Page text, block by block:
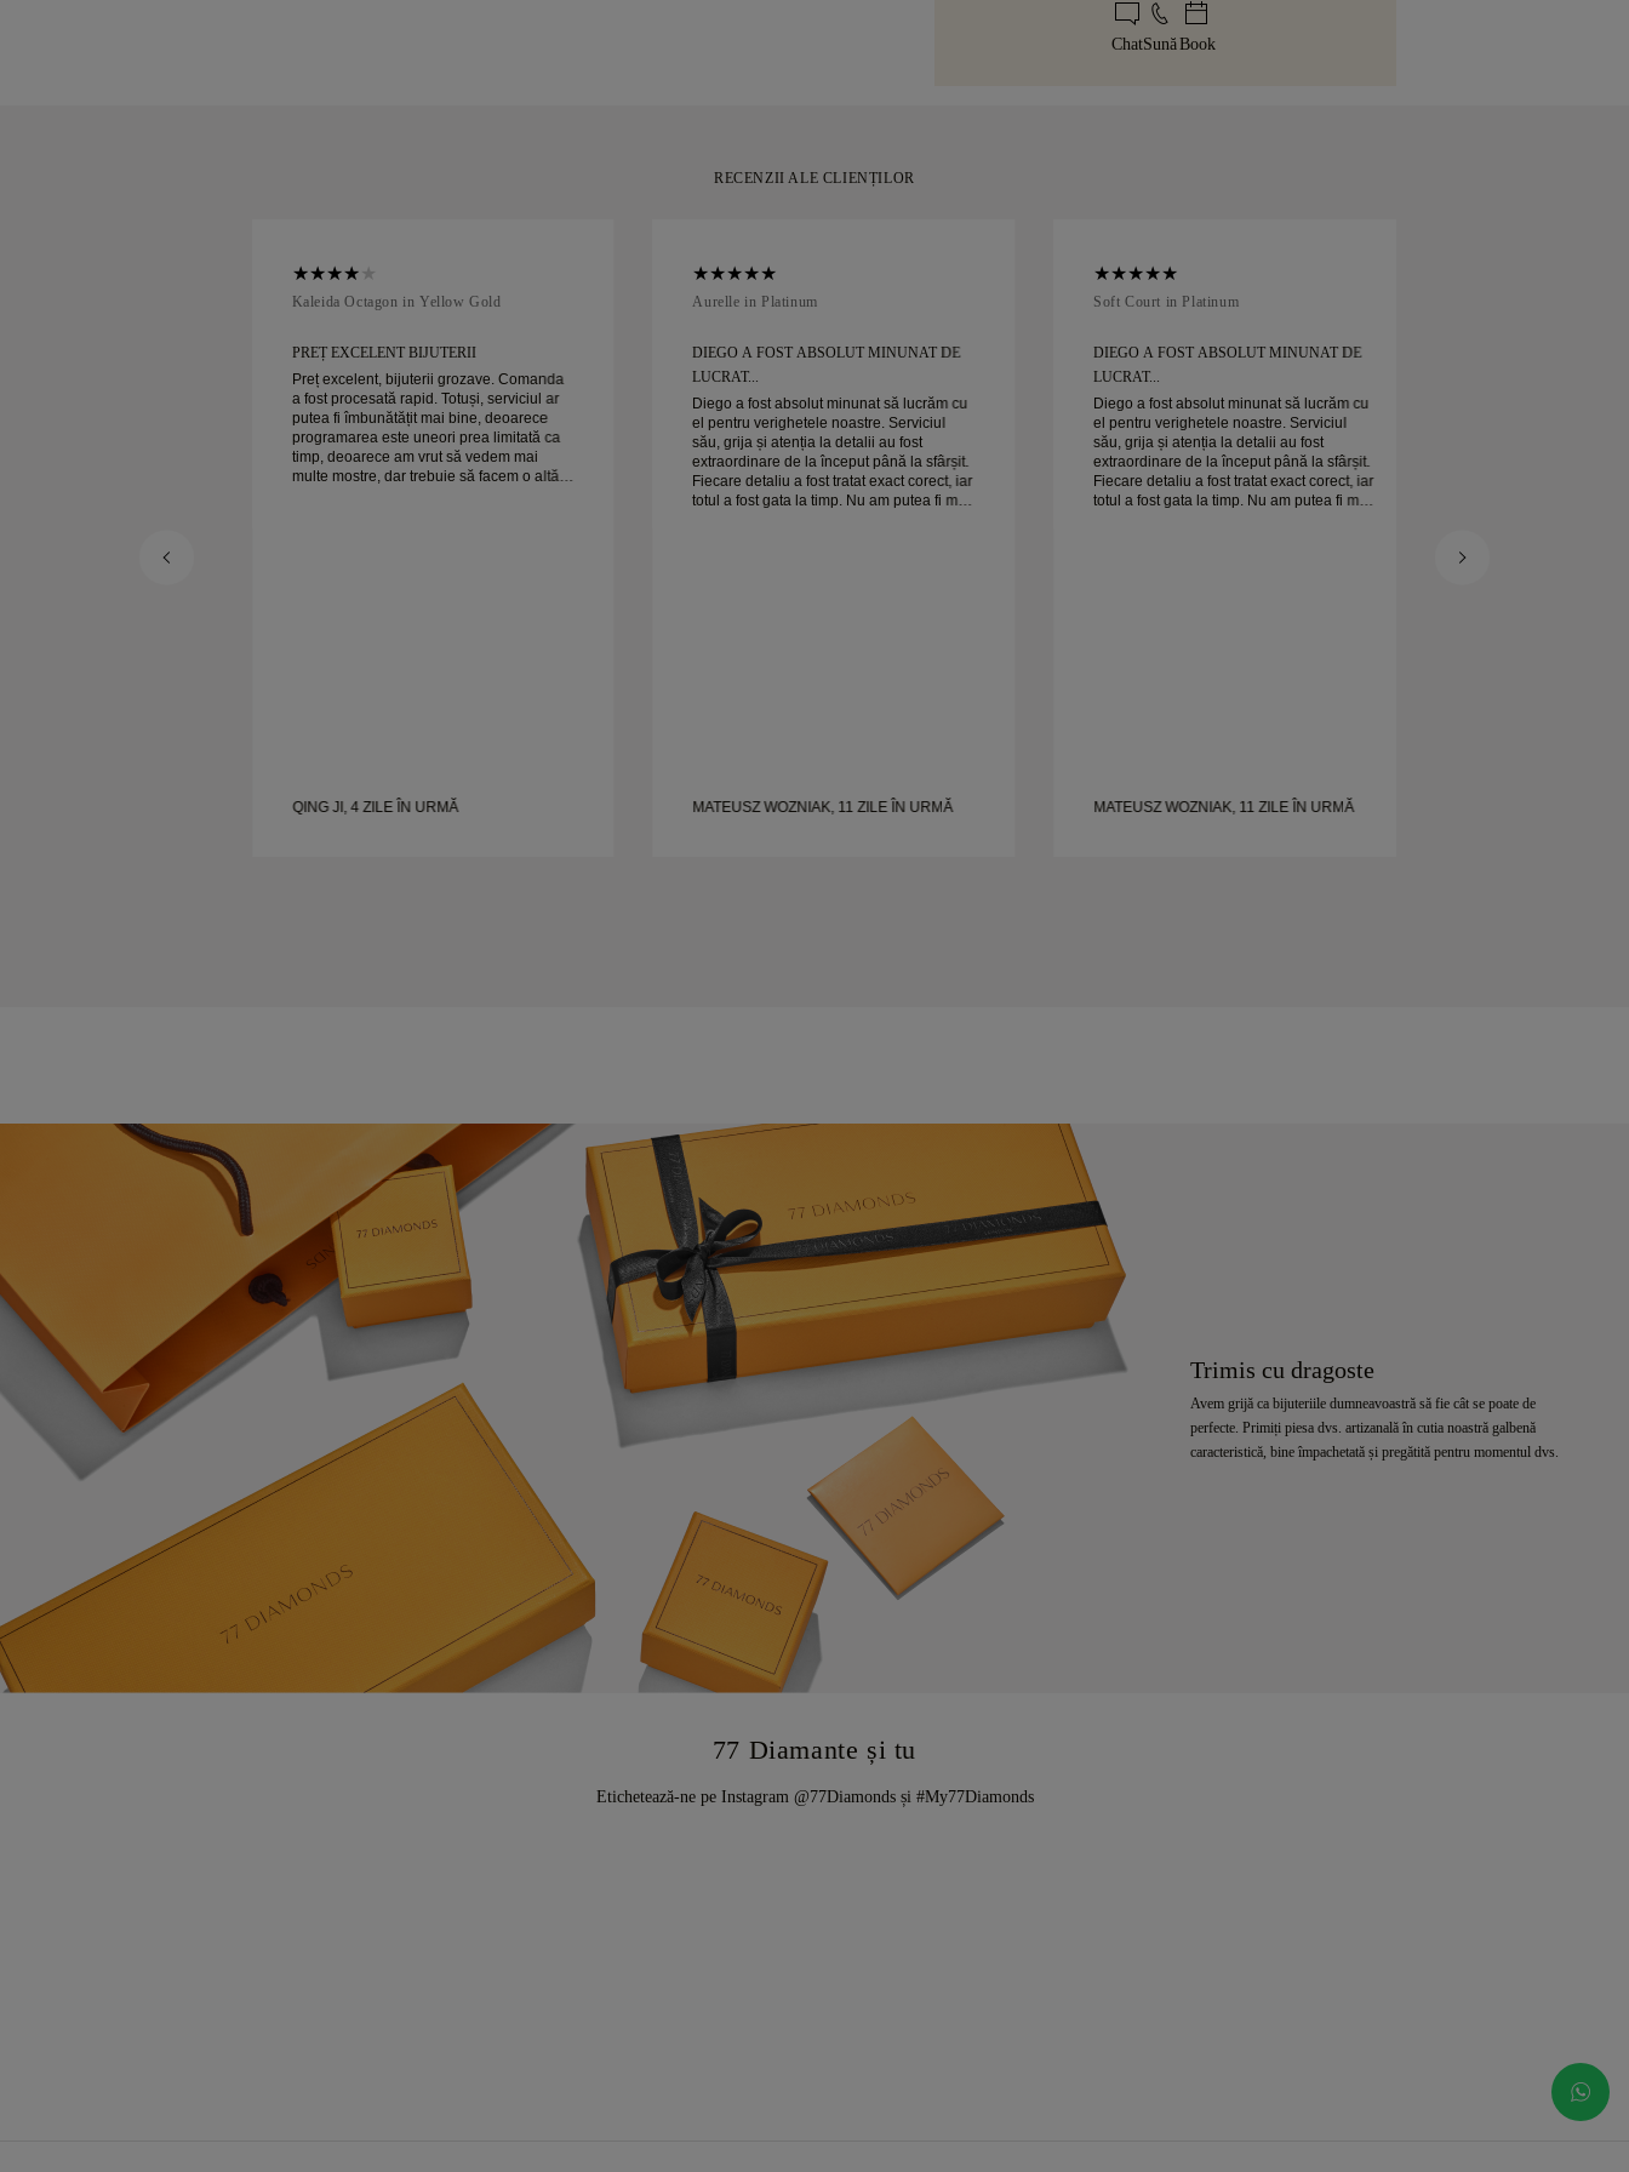
ChatSunăBook
RECENZII ALE CLIENȚILOR
Kaleida Octagon in Yellow Gold
PREȚ EXCELENT BIJUTERII
Preț excelent, bijuterii grozave. Comanda
a fost procesată rapid. Totuși, serviciul ar
putea fi îmbunătățit mai bine, deoarece
programarea este uneori prea limitată ca
timp, deoarece am vrut să vedem mai
multe mostre, dar trebuie să facem o altă
QING JI, 4 ZILE ÎN URMĂ
Aurelle in Platinum
DIEGO A FOST ABSOLUT MINUNAT DE
LUCRAT...
Diego a fost absolut minunat să lucrăm cu
el pentru verighetele noastre. Serviciul
său, grija și atenția la detalii au fost
extraordinare de la început până la sfârșit.
Fiecare detaliu a fost tratat exact corect, iar
totul a fost gata la timp. Nu am putea fi mai
MATEUSZ WOZNIAK, 11 ZILE ÎN URMĂ
Soft Court in Platinum
DIEGO A FOST ABSOLUT MINUNAT DE
LUCRAT...
Diego a fost absolut minunat să lucrăm cu
el pentru verighetele noastre. Serviciul
său, grija și atenția la detalii au fost
extraordinare de la început până la sfârșit.
Fiecare detaliu a fost tratat exact corect, iar
totul a fost gata la timp. Nu am putea fi mai
MATEUSZ WOZNIAK, 11 ZILE ÎN URMĂ
Trimis cu dragoste
Avem grijă ca bijuteriile dumneavoastră să fie cât se poate de
perfecte. Primiți piesa dvs. artizanală în cutia noastră galbenă
caracteristică, bine împachetată și pregătită pentru momentul dvs.
77 Diamante și tu
Etichetează-ne pe Instagram @77Diamonds și #My77Diamonds